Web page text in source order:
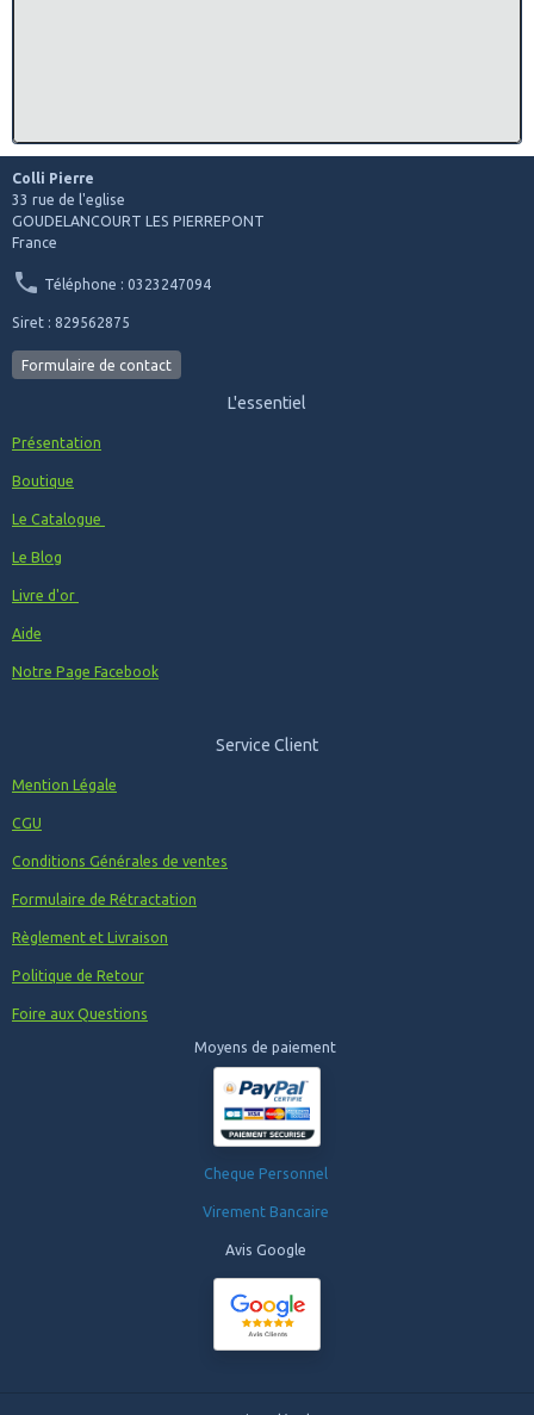
Colli Pierre
33 rue de l'eglise
GOUDELANCOURT LES PIERREPONT
France
Téléphone : 0323247094
Siret : 829562875
Formulaire de contact
L'essentiel
Présentation
Boutique
Le Catalogue
Le Blog
Livre d'or
Aide
Notre Page Facebook
Service Client
Mention Légale
CGU
Conditions Générales de ventes
Formulaire de Rétractation
Règlement et Livraison
Politique de Retour
Foire aux Questions
Moyens de paiement
Cheque Personnel
Virement Bancaire
Avis Google